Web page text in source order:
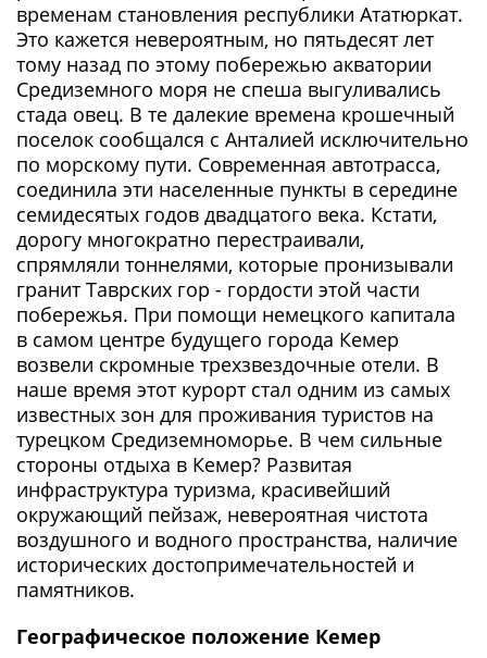
временам становления республики Ататюркат.
Это кажется невероятным, но пятьдесят лет
тому назад по этому побережью акватории
Средиземного моря не спеша выгуливались
стада овец. В те далекие времена крошечный
поселок сообщался с Анталией исключительно
по морскому пути. Современная автотрасса,
соединила эти населенные пункты в середине
семидесятых годов двадцатого века. Кстати,
дорогу многократно перестраивали,
спрямляли тоннелями, которые пронизывали
гранит Таврских гор - гордости этой части
побережья. При помощи немецкого капитала
в самом центре будущего города Кемер
возвели скромные трехзвездочные отели. В
наше время этот курорт стал одним из самых
известных зон для проживания туристов на
турецком Средиземноморье. В чем сильные
стороны отдыха в Кемер? Развитая
инфраструктура туризма, красивейший
окружающий пейзаж, невероятная чистота
воздушного и водного пространства, наличие
исторических достопримечательностей и
памятников.
Географическое положение Кемер